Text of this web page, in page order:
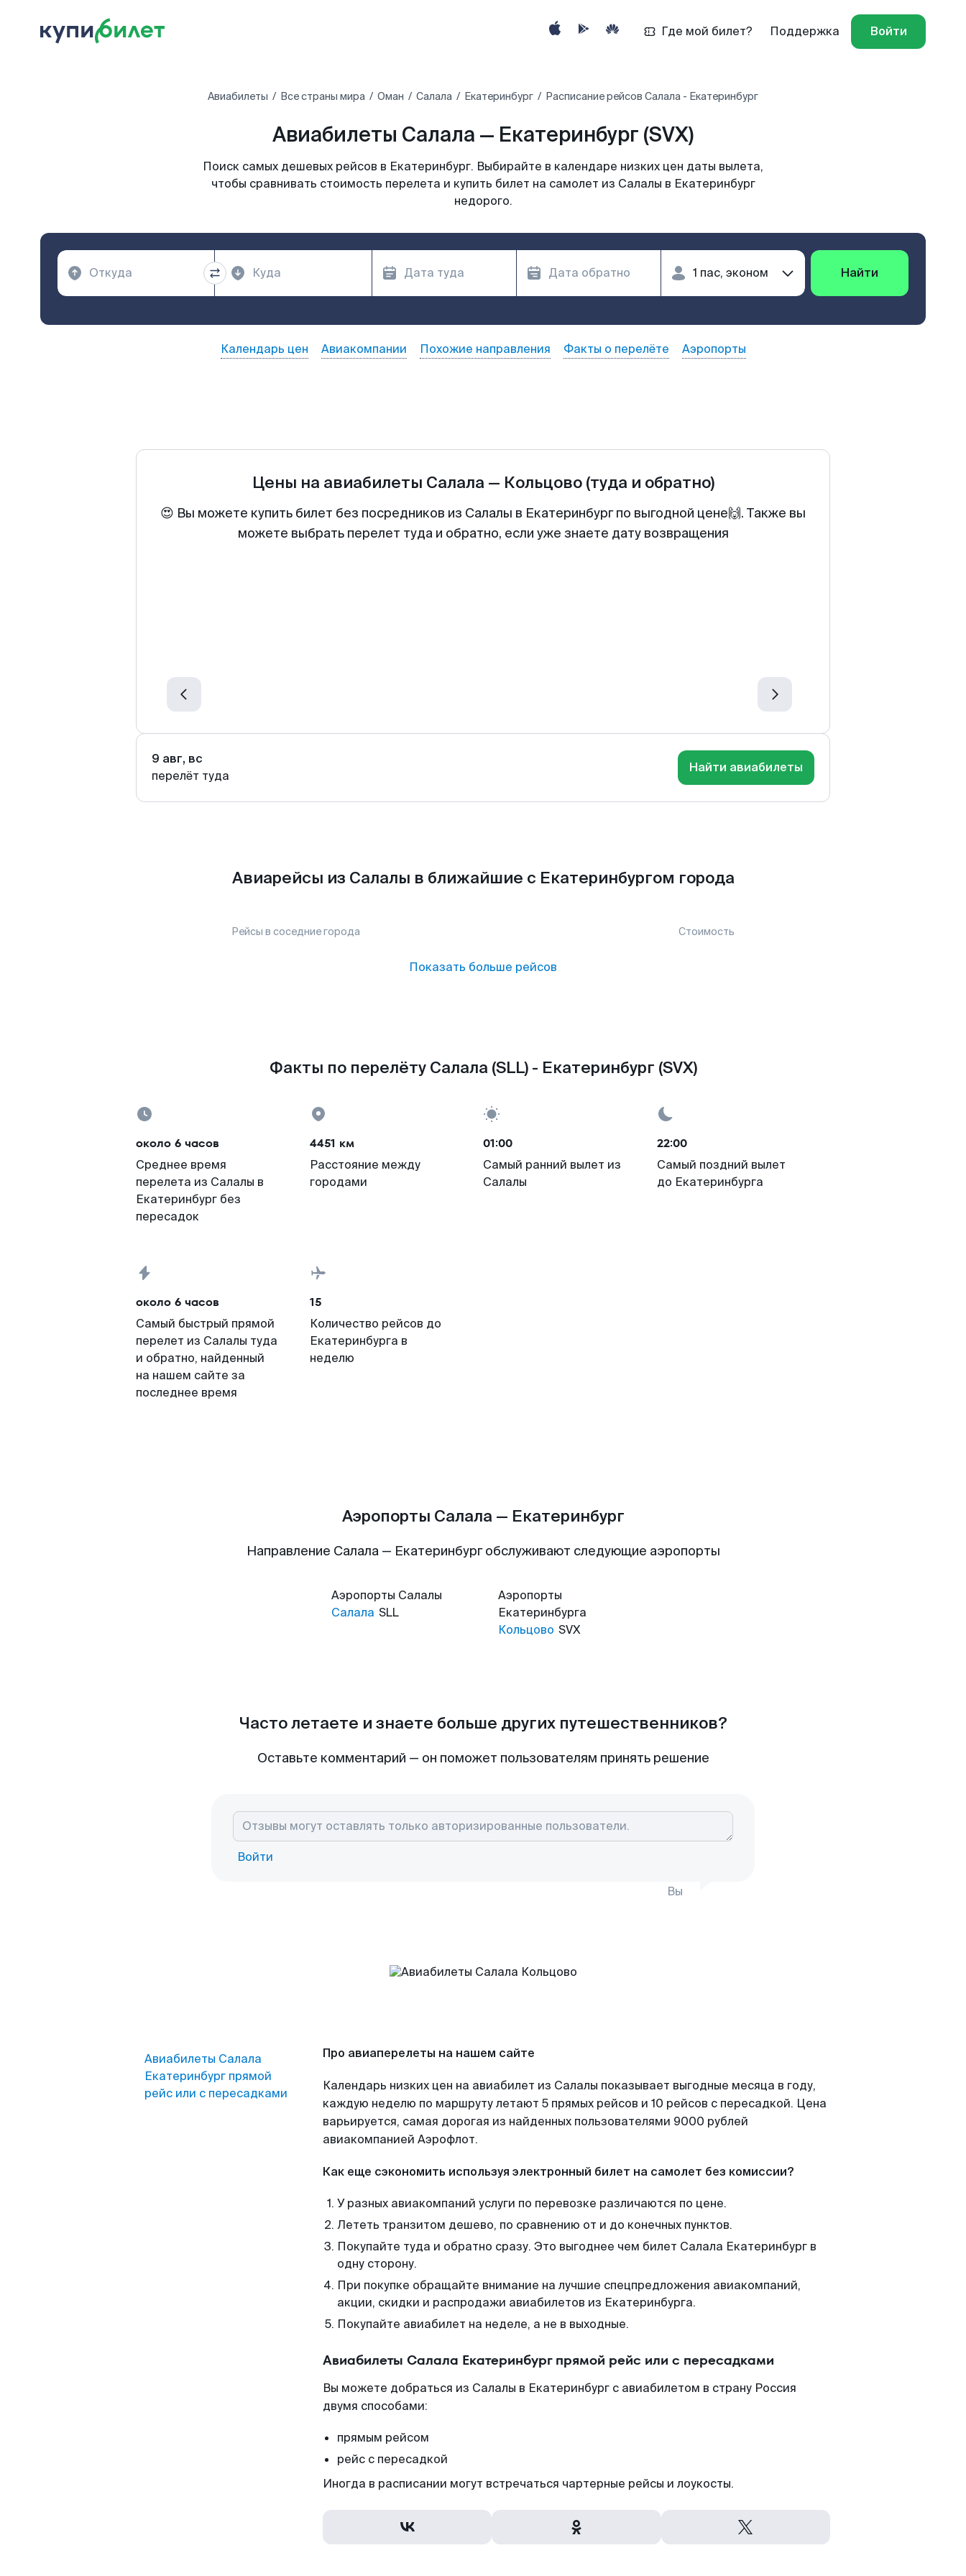
Где мой билет? Поддержка Войти
Авиабилеты Все страны мира Оман Салала Екатеринбург Расписание рейсов Салала - Екатеринбург
Авиабилеты Салала — Екатеринбург (SVX)
Поиск самых дешевых рейсов в Екатеринбург. Выбирайте в календаре низких цен даты вылета,
чтобы сравнивать стоимость перелета и купить билет на самолет из Салалы в Екатеринбург
недорого.
Найти
Календарь цен Авиакомпании Похожие направления Факты о перелёте Аэропорты
Цены на авиабилеты Салала — Кольцово (туда и обратно)
😍 Вы можете купить билет без посредников из Салалы в Екатеринбург по выгодной цене🙌. Также вы
можете выбрать перелет туда и обратно, если уже знаете дату возвращения
9 авг, вс
перелёт туда
Найти авиабилеты
Авиарейсы из Салалы в ближайшие с Екатеринбургом города
Рейсы в соседние города Стоимость
Показать больше рейсов
Факты по перелёту Салала (SLL) - Екатеринбург (SVX)
около 6 часов
Среднее время
перелета из Салалы в
Екатеринбург без
пересадок
4451 км
Расстояние между
городами
01:00
Самый ранний вылет из
Салалы
22:00
Самый поздний вылет
до Екатеринбурга
около 6 часов
Самый быстрый прямой
перелет из Салалы туда
и обратно, найденный
на нашем сайте за
последнее время
15
Количество рейсов до
Екатеринбурга в
неделю
Аэропорты Салала — Екатеринбург
Направление Салала — Екатеринбург обслуживают следующие аэропорты
Аэропорты Салалы
Салала SLL
Аэропорты
Екатеринбурга
Кольцово SVX
Часто летаете и знаете больше других путешественников?
Оставьте комментарий — он поможет пользователям принять решение
Войти
Вы
Авиабилеты Салала
Екатеринбург прямой
рейс или с пересадками
Про авиаперелеты на нашем сайте
Календарь низких цен на авиабилет из Салалы показывает выгодные месяца в году,
каждую неделю по маршруту летают 5 прямых рейсов и 10 рейсов с пересадкой. Цена
варьируется, самая дорогая из найденных пользователями 9000 рублей
авиакомпанией Аэрофлот.
Как еще сэкономить используя электронный билет на самолет без комиссии?
У разных авиакомпаний услуги по перевозке различаются по цене.
Лететь транзитом дешево, по сравнению от и до конечных пунктов.
Покупайте туда и обратно сразу. Это выгоднее чем билет Салала Екатеринбург в
одну сторону.
При покупке обращайте внимание на лучшие спецпредложения авиакомпаний,
акции, скидки и распродажи авиабилетов из Екатеринбурга.
Покупайте авиабилет на неделе, а не в выходные.
Авиабилеты Салала Екатеринбург прямой рейс или с пересадками
Вы можете добраться из Салалы в Екатеринбург с авиабилетом в страну Россия
двумя способами:
прямым рейсом
рейс с пересадкой
Иногда в расписании могут встречаться чартерные рейсы и лоукосты.